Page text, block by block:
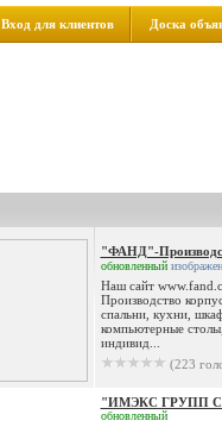
Вход для клиентов Доска
"ФАНД"-
обновленный
Наш сайт
Производство
спальни, кухни,
компьютерные
индивид...
(223
"ИМЭКС ГРУПП
обновленный